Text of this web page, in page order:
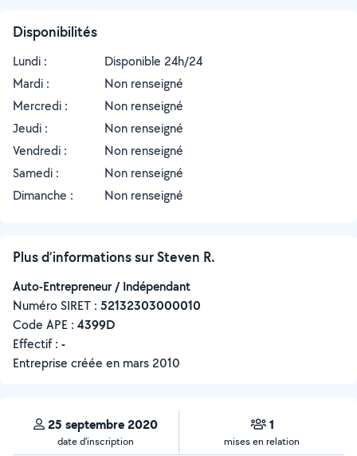
Disponibilités
Lundi :
Disponible 24h/24
Mardi :
Non renseigné
Mercredi :
Non renseigné
Jeudi :
Non renseigné
Vendredi :
Non renseigné
Samedi :
Non renseigné
Dimanche :
Non renseigné
Plus d’informations sur Steven R.
Auto-Entrepreneur / Indépendant
Numéro SIRET : ‍52132303000010
Code APE : 4399D
Effectif : -
Entreprise créée en mars 2010
25 septembre 2020
date d’inscription
1
mises en relation